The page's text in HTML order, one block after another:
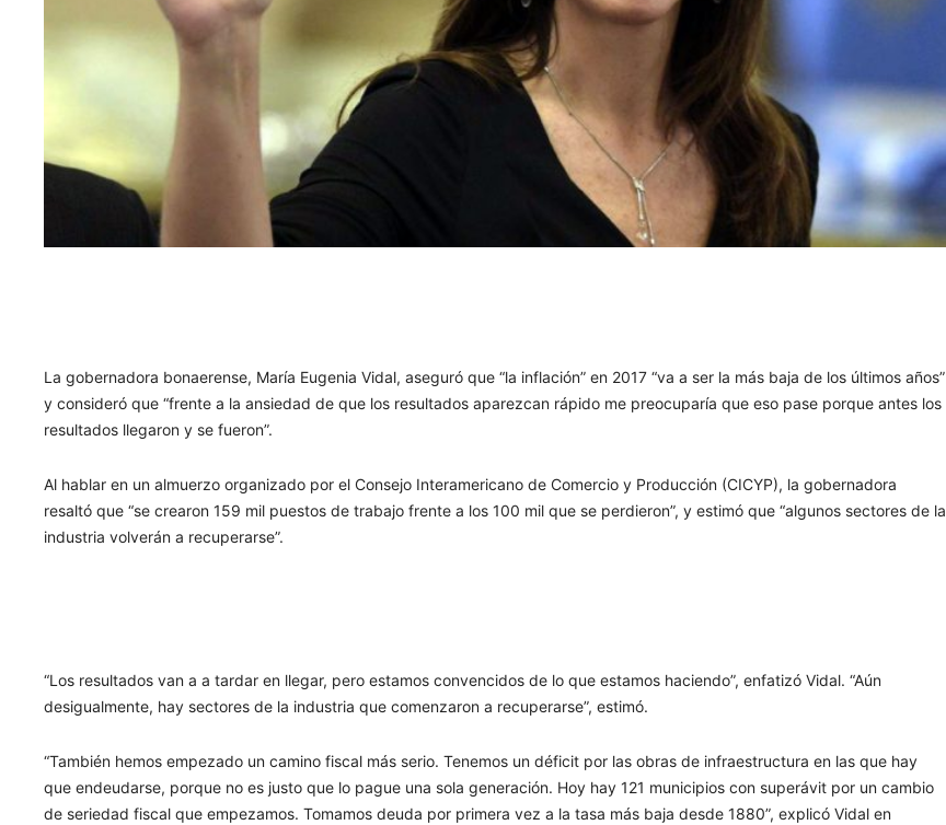
La gobernadora bonaerense, María Eugenia Vidal, aseguró que “la inflación” en 2017 “va a ser la más baja de los últimos años”
y consideró que “frente a la ansiedad de que los resultados aparezcan rápido me preocuparía que eso pase porque antes los
resultados llegaron y se fueron”.
Al hablar en un almuerzo organizado por el Consejo Interamericano de Comercio y Producción (CICYP), la gobernadora
resaltó que “se crearon 159 mil puestos de trabajo frente a los 100 mil que se perdieron”, y estimó que “algunos sectores de la
industria volverán a recuperarse”.
“Los resultados van a a tardar en llegar, pero estamos convencidos de lo que estamos haciendo”, enfatizó Vidal. “Aún
desigualmente, hay sectores de la industria que comenzaron a recuperarse”, estimó.
“También hemos empezado un camino fiscal más serio. Tenemos un déficit por las obras de infraestructura en las que hay
que endeudarse, porque no es justo que lo pague una sola generación. Hoy hay 121 municipios con superávit por un cambio
de seriedad fiscal que empezamos. Tomamos deuda por primera vez a la tasa más baja desde 1880”, explicó Vidal en